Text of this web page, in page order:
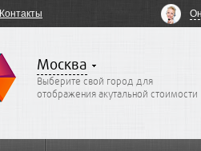
Контакты
Москва
Выберите свой город для
отображения акутальной стоимости